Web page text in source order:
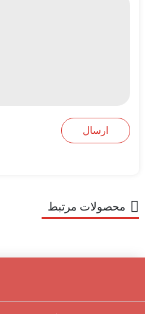
محصولات مرتبط